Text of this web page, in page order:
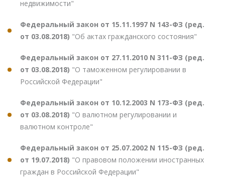
недвижимости"
Федеральный закон от 15.11.1997 N 143-ФЗ (ред.
от 03.08.2018) "Об актах гражданского состояния"
Федеральный закон от 27.11.2010 N 311-ФЗ (ред.
от 03.08.2018) "О таможенном регулировании в
Российской Федерации"
Федеральный закон от 10.12.2003 N 173-ФЗ (ред.
от 03.08.2018) "О валютном регулировании и
валютном контроле"
Федеральный закон от 25.07.2002 N 115-ФЗ (ред.
от 19.07.2018) "О правовом положении иностранных
граждан в Российской Федерации"